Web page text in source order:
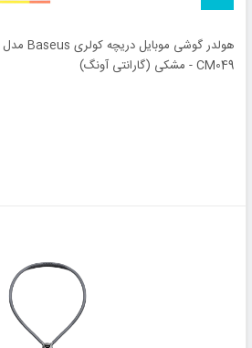
CM049 - مشکی (گارانتی آونگ)